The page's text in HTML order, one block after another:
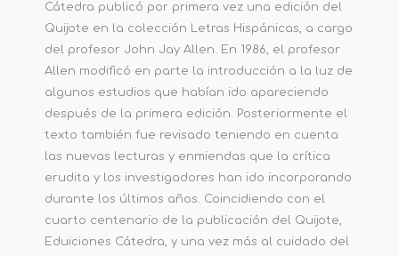
Cátedra publicó por primera vez una edición del
Quijote en la colección Letras Hispánicas, a cargo
del profesor John Jay Allen. En 1986, el profesor
Allen modificó en parte la introducción a la luz de
algunos estudios que habían ido apareciendo
después de la primera edición. Posteriormente el
texto también fue revisado teniendo en cuenta
las nuevas lecturas y enmiendas que la crítica
erudita y los investigadores han ido incorporando
durante los últimos años. Coincidiendo con el
cuarto centenario de la publicación del Quijote,
Eduiciones Cátedra, y una vez más al cuidado del